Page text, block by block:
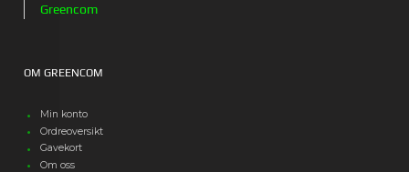
Greencom
OM GREENCOM
Min konto
Ordreoversikt
Gavekort
Om oss